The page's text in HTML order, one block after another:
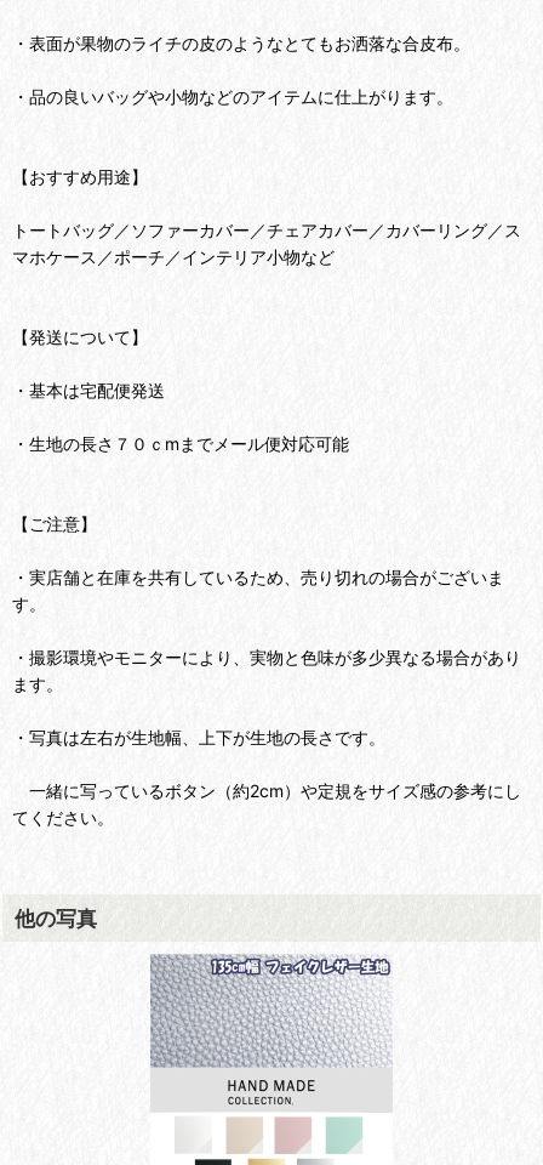
・表面が果物のライチの皮のようなとてもお洒落な合皮布。
・品の良いバッグや小物などのアイテムに仕上がります。
【おすすめ用途】
トートバッグ／ソファーカバー／チェアカバー／カバーリング／ス
マホケース／ポーチ／インテリア小物など
【発送について】
・基本は宅配便発送
・生地の長さ７０ｃmまでメール便対応可能
【ご注意】
・実店舗と在庫を共有しているため、売り切れの場合がございま
す。
・撮影環境やモニターにより、実物と色味が多少異なる場合があり
ます。
・写真は左右が生地幅、上下が生地の長さです。
一緒に写っているボタン（約2cm）や定規をサイズ感の参考にし
てください。
他の写真